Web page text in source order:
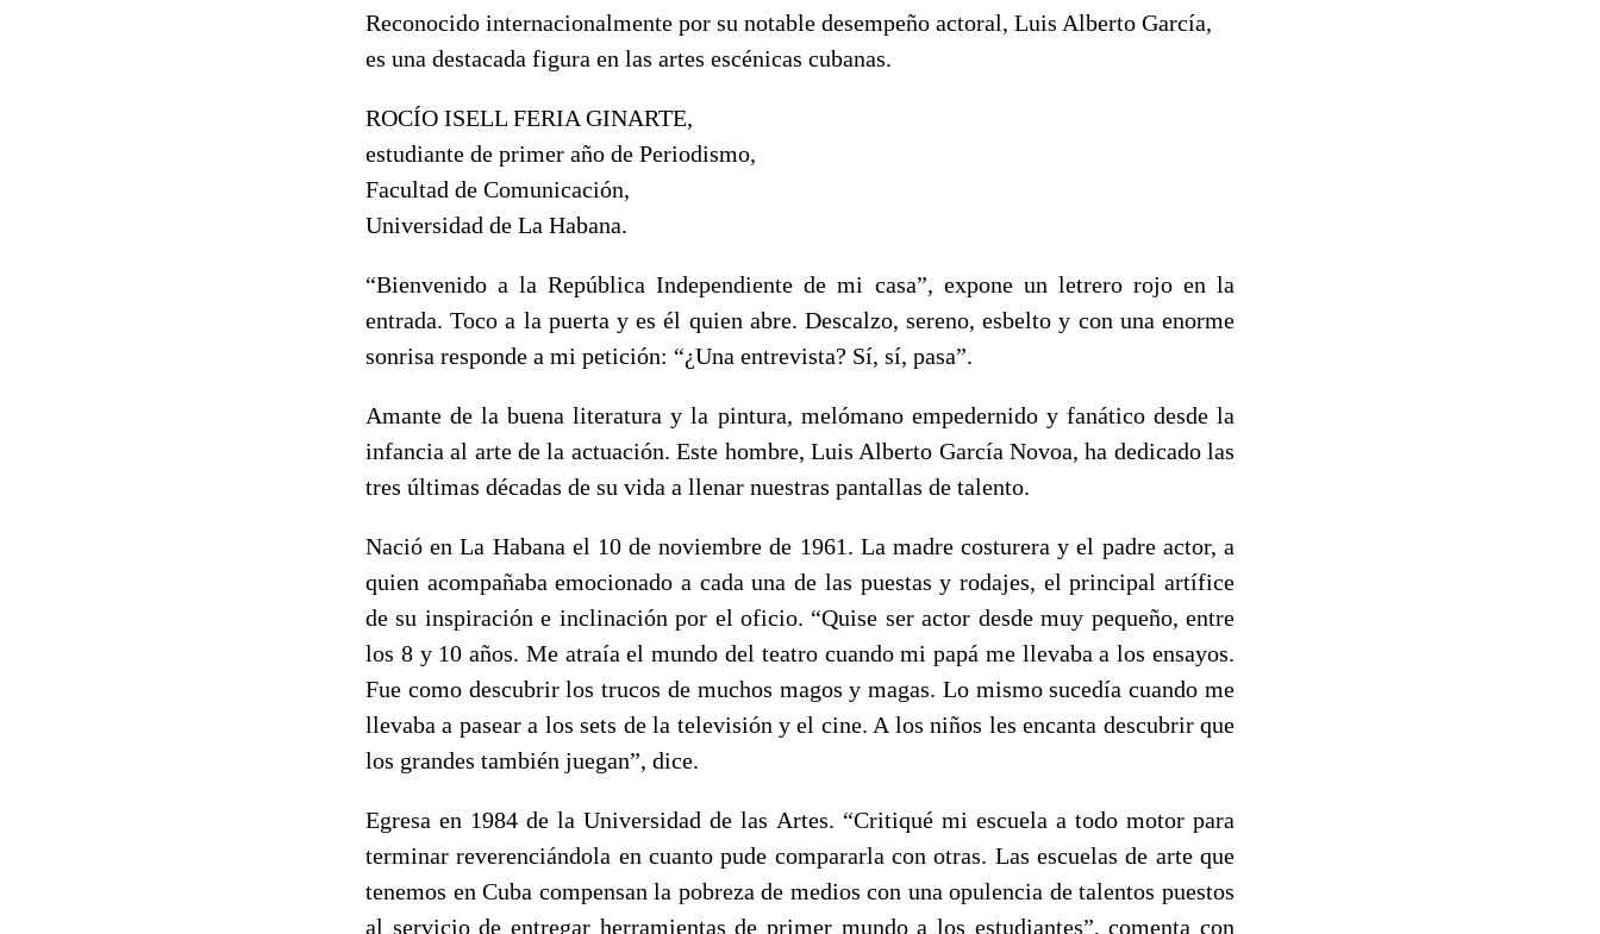
Reconocido internacionalmente por su notable desempeño actoral, Luis Alberto García,
es una destacada figura en las artes escénicas cubanas.
ROCÍO ISELL FERIA GINARTE,
estudiante de primer año de Periodismo,
Facultad de Comunicación,
Universidad de La Habana.
“Bienvenido a la República Independiente de mi casa”, expone un letrero rojo en la
entrada. Toco a la puerta y es él quien abre. Descalzo, sereno, esbelto y con una enorme
sonrisa responde a mi petición: “¿Una entrevista? Sí, sí, pasa”.
Amante de la buena literatura y la pintura, melómano empedernido y fanático desde la
infancia al arte de la actuación. Este hombre, Luis Alberto García Novoa, ha dedicado las
tres últimas décadas de su vida a llenar nuestras pantallas de talento.
Nació en La Habana el 10 de noviembre de 1961. La madre costurera y el padre actor, a
quien acompañaba emocionado a cada una de las puestas y rodajes, el principal artífice
de su inspiración e inclinación por el oficio. “Quise ser actor desde muy pequeño, entre
los 8 y 10 años. Me atraía el mundo del teatro cuando mi papá me llevaba a los ensayos.
Fue como descubrir los trucos de muchos magos y magas. Lo mismo sucedía cuando me
llevaba a pasear a los sets de la televisión y el cine. A los niños les encanta descubrir que
los grandes también juegan”, dice.
Egresa en 1984 de la Universidad de las Artes. “Critiqué mi escuela a todo motor para
terminar reverenciándola en cuanto pude compararla con otras. Las escuelas de arte que
tenemos en Cuba compensan la pobreza de medios con una opulencia de talentos puestos
al servicio de entregar herramientas de primer mundo a los estudiantes”, comenta con